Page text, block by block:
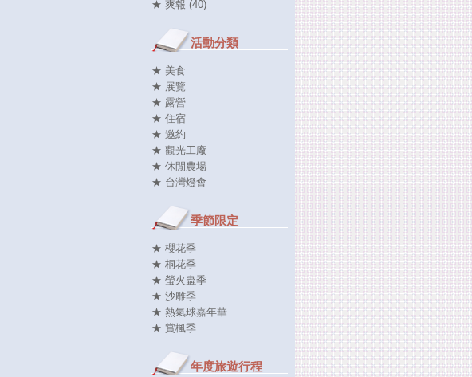
★ 爽報 (40)
活動分類
★ 美食
★ 展覽
★ 露營
★ 住宿
★ 邀約
★ 觀光工廠
★ 休閒農場
★ 台灣燈會
季節限定
★ 櫻花季
★ 桐花季
★ 螢火蟲季
★ 沙雕季
★ 熱氣球嘉年華
★ 賞楓季
年度旅遊行程